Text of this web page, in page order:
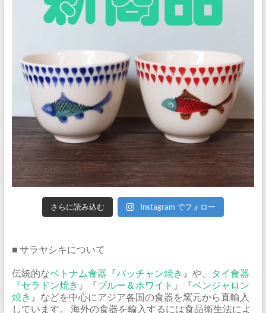
さらに読み込む Instagram でフォロー
■ サラヤシキについて
伝統的なベトナム食器 『バッチャン焼き 』や、
タイ食器
『セラドン焼き 』『ブルー＆ホワイト 』『ベンジャロン
焼き 』などを中心にアジア各国の食器を窯元から直輸入
しています。 海外の食器を輸入するには食品衛生法によ